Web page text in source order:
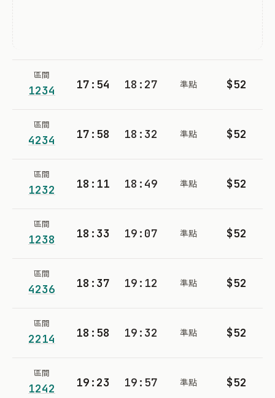
區間
1234 17:54 18:27 準點 $52
區間
4234 17:58 18:32 準點 $52
區間
1232 18:11 18:49 準點 $52
區間
1238 18:33 19:07 準點 $52
區間
4236 18:37 19:12 準點 $52
區間
2214 18:58 19:32 準點 $52
區間
1242 19:23 19:57 準點 $52